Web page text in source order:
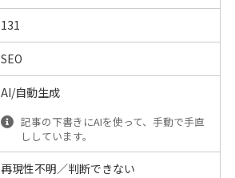
131
SEO
AI/自動生成
記事の下書きにAIを使って、手動で手直
ししています。
再現性不明／判断できない